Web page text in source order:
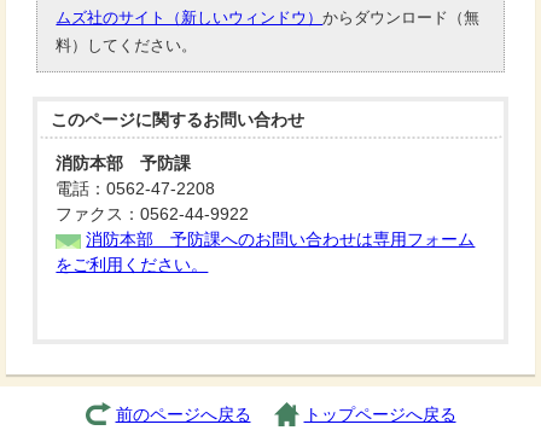
ムズ社のサイト（新しいウィンドウ）からダウンロード（無
料）してください。
このページに関するお問い合わせ
消防本部 予防課
電話：0562-47-2208
ファクス：0562-44-9922
消防本部 予防課へのお問い合わせは専用フォーム
をご利用ください。
前のページへ戻る トップページへ戻る